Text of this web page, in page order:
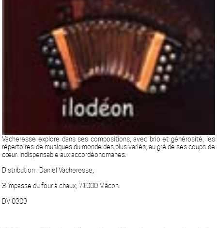
Vacheresse explore dans ses compositions, avec brio et générosité, les
répertoires de musiques du monde des plus variés, au gré de ses coups de
cœur. Indispensable aux accordéonomanes.
Distribution : Daniel Vacheresse,
3 impasse du four à chaux, 71000 Mâcon.
DV 0303